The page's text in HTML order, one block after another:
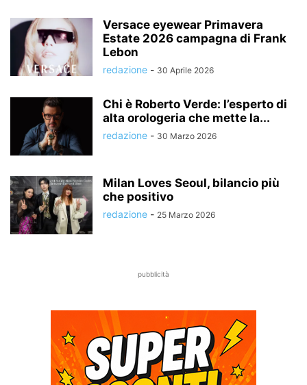
Versace eyewear Primavera
Estate 2026 campagna di Frank
Lebon
redazione - 30 Aprile 2026
Chi è Roberto Verde: l’esperto di
alta orologeria che mette la...
redazione - 30 Marzo 2026
Milan Loves Seoul, bilancio più
che positivo
redazione - 25 Marzo 2026
pubblicità